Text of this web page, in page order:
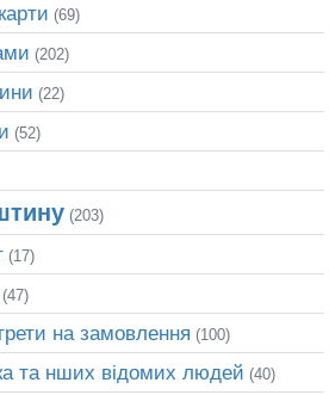
(69)
(202)
(22)
(52)
(203)
(17)
(47)
на замовлення (100)
та нших відомих людей (40)